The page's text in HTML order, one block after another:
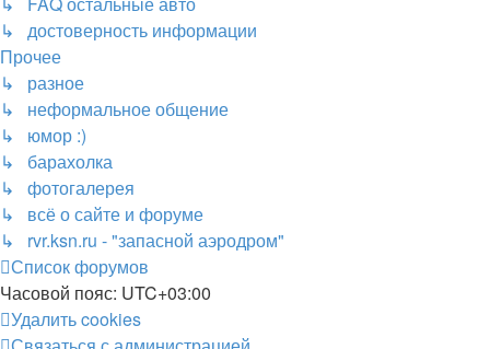
↳ достоверность информации
Прочее
↳ разное
↳ неформальное общение
↳ юмор :)
↳ барахолка
↳ фотогалерея
↳ всё о сайте и форуме
↳ rvr.ksn.ru - "запасной аэродром"
Список форумов
Часовой пояс: UTC+03:00
Удалить cookies